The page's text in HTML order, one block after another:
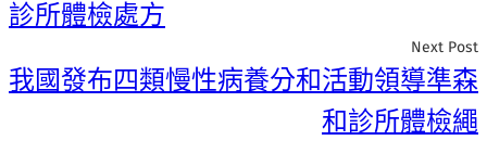
診所體檢處方
Next Post
我國發布四類慢性病養分和活動領導準森
和診所體檢繩